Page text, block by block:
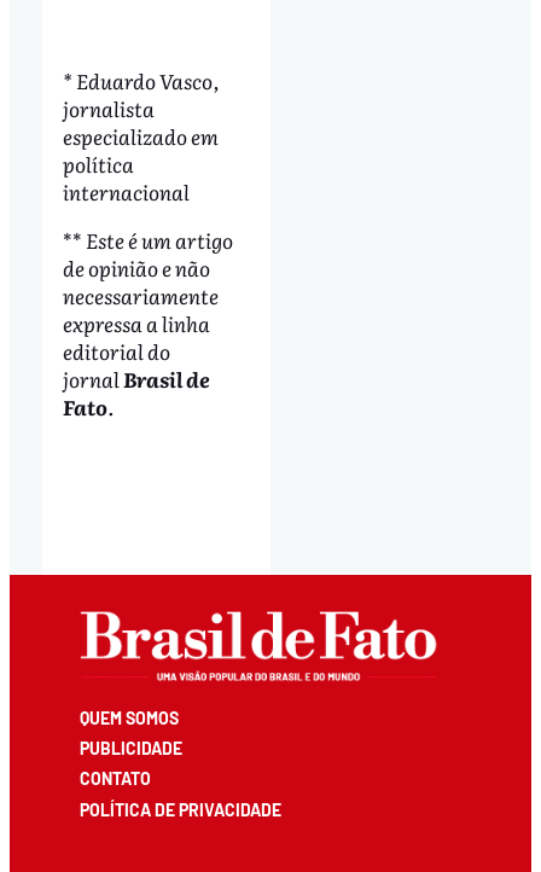
* Eduardo Vasco,
jornalista
especializado em
política
internacional
** Este é um artigo
de opinião e não
necessariamente
expressa a linha
editorial do
jornalBrasil de
Fato.
QUEM SOMOS
PUBLICIDADE
CONTATO
POLÍTICA DE PRIVACIDADE